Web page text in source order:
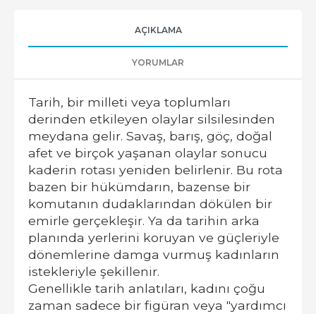
AÇIKLAMA
YORUMLAR
Tarih, bir milleti veya toplumları
derinden etkileyen olaylar silsilesinden
meydana gelir. Savaş, barış, göç, doğal
afet ve birçok yaşanan olaylar sonucu
kaderin rotası yeniden belirlenir. Bu rota
bazen bir hükümdarın, bazense bir
komutanın dudaklarından dökülen bir
emirle gerçekleşir. Ya da tarihin arka
planında yerlerini koruyan ve güçleriyle
dönemlerine damga vurmuş kadınların
istekleriyle şekillenir.
Genellikle tarih anlatıları, kadını çoğu
zaman sadece bir figüran veya "yardımcı